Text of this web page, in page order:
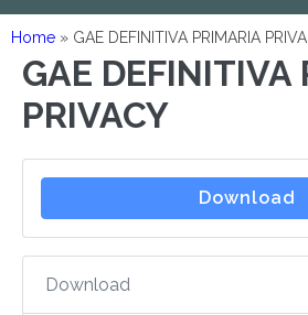
Home » GAE DEFINITIVA PRIMARIA
GAE DEFINITIVA
PRIVACY
Download
Download